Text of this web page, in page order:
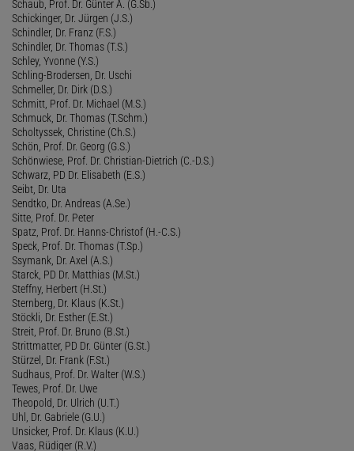
Schaub, Prof. Dr. Günter A. (G.Sb.)
Schickinger, Dr. Jürgen (J.S.)
Schindler, Dr. Franz (F.S.)
Schindler, Dr. Thomas (T.S.)
Schley, Yvonne (Y.S.)
Schling-Brodersen, Dr. Uschi
Schmeller, Dr. Dirk (D.S.)
Schmitt, Prof. Dr. Michael (M.S.)
Schmuck, Dr. Thomas (T.Schm.)
Scholtyssek, Christine (Ch.S.)
Schön, Prof. Dr. Georg (G.S.)
Schönwiese, Prof. Dr. Christian-Dietrich (C.-D.S.)
Schwarz, PD Dr. Elisabeth (E.S.)
Seibt, Dr. Uta
Sendtko, Dr. Andreas (A.Se.)
Sitte, Prof. Dr. Peter
Spatz, Prof. Dr. Hanns-Christof (H.-C.S.)
Speck, Prof. Dr. Thomas (T.Sp.)
Ssymank, Dr. Axel (A.S.)
Starck, PD Dr. Matthias (M.St.)
Steffny, Herbert (H.St.)
Sternberg, Dr. Klaus (K.St.)
Stöckli, Dr. Esther (E.St.)
Streit, Prof. Dr. Bruno (B.St.)
Strittmatter, PD Dr. Günter (G.St.)
Stürzel, Dr. Frank (F.St.)
Sudhaus, Prof. Dr. Walter (W.S.)
Tewes, Prof. Dr. Uwe
Theopold, Dr. Ulrich (U.T.)
Uhl, Dr. Gabriele (G.U.)
Unsicker, Prof. Dr. Klaus (K.U.)
Vaas, Rüdiger (R.V.)